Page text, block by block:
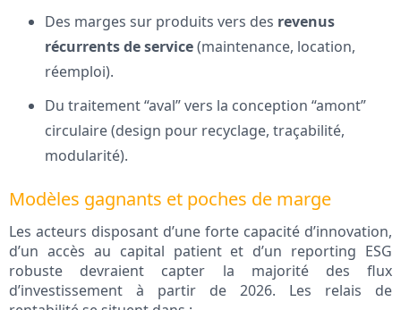
Des marges sur produits vers des revenus
récurrents de service(maintenance, location,
réemploi).
Du traitement “aval” vers la conception “amont”
circulaire (design pour recyclage, traçabilité,
modularité).
Modèles gagnants et poches de marge
Les acteurs disposant d’une forte capacité d’innovation,
d’un accès au capital patient et d’un reporting ESG
robuste devraient capter la majorité des flux
d’investissement à partir de 2026. Les relais de